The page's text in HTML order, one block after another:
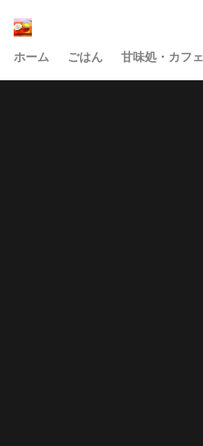
ホーム ごはん 甘味処・カフェ